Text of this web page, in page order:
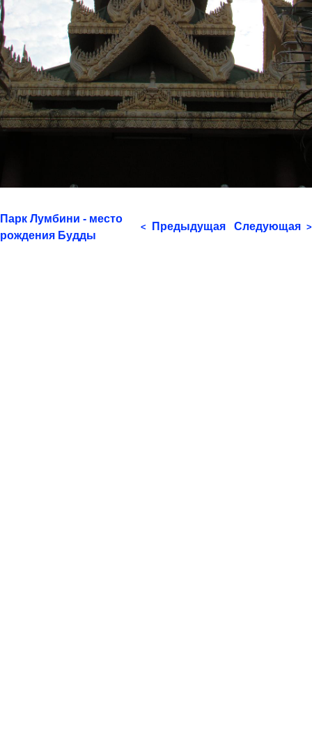
Парк Лумбини - место
рождения Будды
< Предыдущая Следующая >